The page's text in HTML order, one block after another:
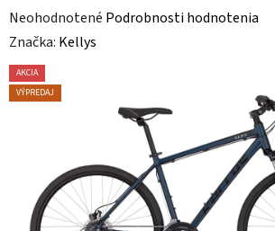
Priemerné
hodnotenie
produktu
je
hviezdičiek.
Neohodnotené Podrobnosti hodnotenia
Značka: Kellys
AKCIA
VÝPREDAJ